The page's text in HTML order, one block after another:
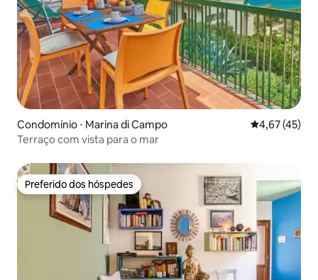
Condomínio ⋅ Marina di Campo 4,67 de uma
4,67 (45)
Terraço com vista para o mar
Preferido dos hóspedes
Preferido dos hóspedes